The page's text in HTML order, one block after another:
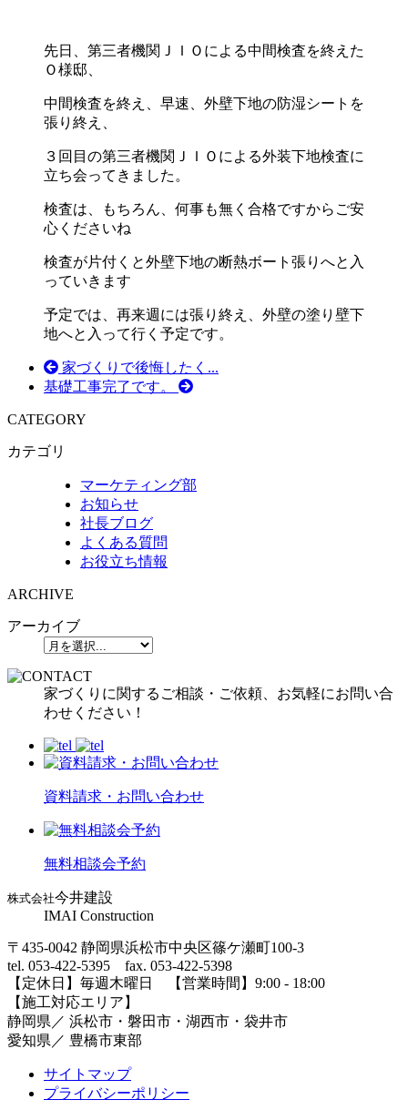
先日、第三者機関ＪＩＯによる中間検査を終えた
Ｏ様邸、
中間検査を終え、早速、外壁下地の防湿シートを
張り終え、
３回目の第三者機関ＪＩＯによる外装下地検査に
立ち会ってきました。
検査は、もちろん、何事も無く合格ですからご安
心くださいね
検査が片付くと外壁下地の断熱ボート張りへと入
っていきます
予定では、再来週には張り終え、外壁の塗り壁下
地へと入って行く予定です。
家づくりで後悔したく...
基礎工事完了です。
CATEGORY
カテゴリ
マーケティング部
お知らせ
社長ブログ
よくある質問
お役立ち情報
ARCHIVE
アーカイブ
家づくりに関するご相談・ご依頼、お気軽にお問い合
わせください！
資料請求・お問い合わせ
無料相談会予約
株式会社今井建設
IMAI Construction
〒435-0042 静岡県浜松市中央区篠ケ瀬町100-3
tel. 053-422-5395 fax. 053-422-5398
【定休⽇】毎週⽊曜⽇ 【営業時間】9:00 - 18:00
【施⼯対応エリア】
静岡県／ 浜松市・磐⽥市・湖⻄市・袋井市
愛知県／ 豊橋市東部
サイトマップ
プライバシーポリシー